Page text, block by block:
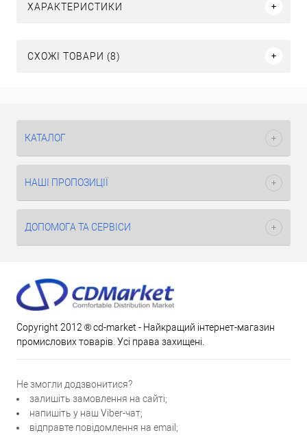
ХАРАКТЕРИСТИКИ
СХОЖІ ТОВАРИ (8)
КАТАЛОГ
НАШІ ПРОПОЗИЦІЇ
ДОПОМОГА ТА СЕРВІСИ
Copyright 2012 ® cd-market - Найкращий інтернет-магазин
промислових товарів. Усі права захищені.
Не змогли додзвонитися?
залишіть замовлення на сайті;
напишіть у наш Viber-чат;
відправте повідомлення на email;